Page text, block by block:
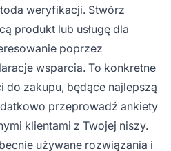
weryfikacji. Stwórz
produkt lub usługę dla
poprzez
wsparcia. To konkretne
zakupu, będące najlepszą
przeprowadź ankiety
klientami z Twojej niszy.
używane rozwiązania i